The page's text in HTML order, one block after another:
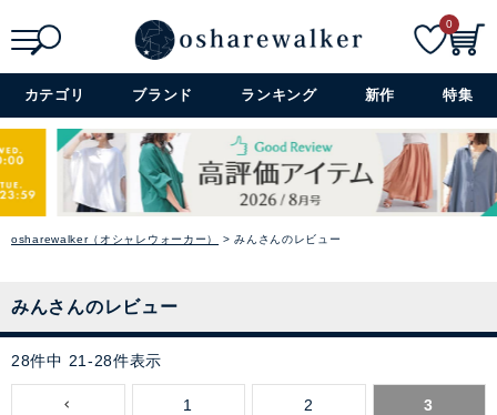
詳細検索+
0
カテゴリ ブランド ランキング 新作 特集
osharewalker（オシャレウォーカー） みんさんのレビュー
みんさんのレビュー
28件中 21 -28件表示
1 2 3